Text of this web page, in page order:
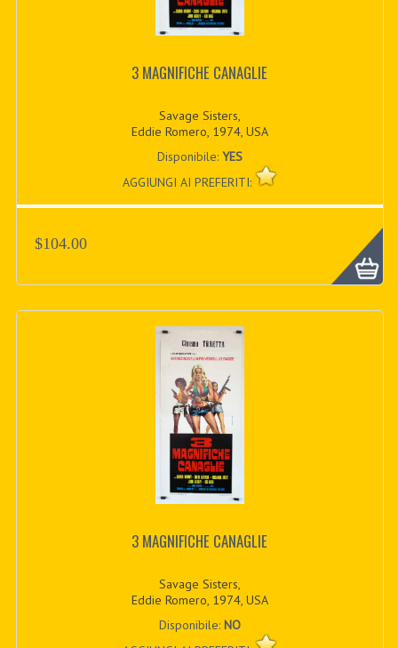
3 MAGNIFICHE CANAGLIE
Savage Sisters,
Eddie Romero, 1974, USA
Disponibile: YES
AGGIUNGI AI PREFERITI:
$104.00
3 MAGNIFICHE CANAGLIE
Savage Sisters,
Eddie Romero, 1974, USA
Disponibile: NO